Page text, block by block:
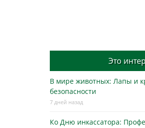
Это
В мире животных: Лапы и
безопасности
7 дней назад
Ко Дню инкассатора: